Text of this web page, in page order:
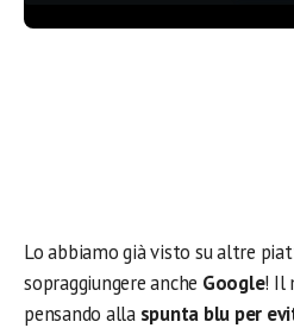
Lo abbiamo già visto su altre
sopraggiungere anche Google! Il
pensando alla spunta blu per